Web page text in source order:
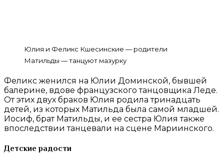
Юлия и Феликс Кшесинские — родители
Матильды — танцуют мазурку
Феликс женился на Юлии Доминской, бывшей
балерине, вдове французского танцовщика Леде.
От этих двух браков Юлия родила тринадцать
детей, из которых Матильда была самой младшей.
Иосиф, брат Матильды, и ее сестра Юлия также
впоследствии танцевали на сцене Мариинского.
Детские радости